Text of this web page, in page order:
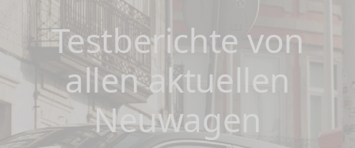
Testberichte von
allen aktuellen
Neuwagen